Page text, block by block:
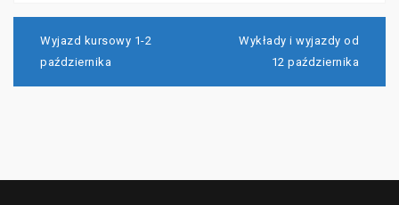
wpisu
Wyjazd kursowy 1-2
października
Wykłady i wyjazdy od
12 października